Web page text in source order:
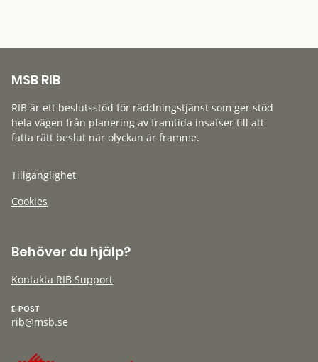
MSB RIB
RIB är ett beslutsstöd för räddningstjänst som ger stöd
hela vägen från planering av framtida insatser till att
fatta rätt beslut när olyckan är framme.
Tillgänglighet
Cookies
Behöver du hjälp?
Kontakta RIB Support
E-POST
rib@msb.se